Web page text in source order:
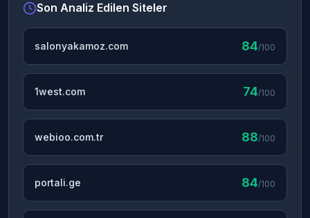
Son Analiz Edilen Siteler
salonyakamoz.com 84/100
1west.com 74/100
webioo.com.tr 88/100
portali.ge 84/100